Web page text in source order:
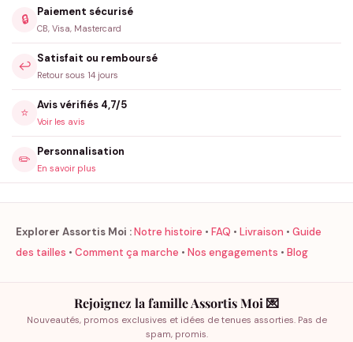
🔒
Paiement sécurisé
CB, Visa, Mastercard
↩️
Satisfait ou remboursé
Retour sous 14 jours
⭐
Avis vérifiés 4,7/5
Voir les avis
✏️
Personnalisation
En savoir plus
Explorer Assortis Moi :Notre histoire • FAQ • Livraison • Guide
des tailles • Comment ça marche • Nos engagements • Blog
Rejoignez la famille Assortis Moi 💌
Nouveautés, promos exclusives et idées de tenues assorties. Pas de
spam, promis.